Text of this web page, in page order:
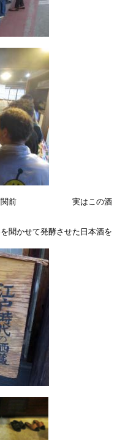
関前 実はこの酒
かせて発酵させた日本酒を